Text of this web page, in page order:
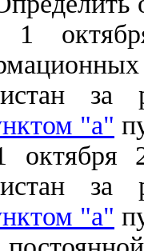
1
за
"а"
октября
за
"а"